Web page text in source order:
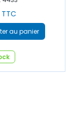
TTC
au panier